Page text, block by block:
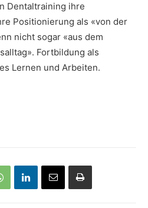
Dentaltraining ihre
Positionierung als «von der
nicht sogar «aus dem
Fortbildung als
Lernen und Arbeiten.